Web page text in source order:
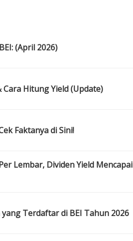
(April 2026)
Cara Hitung Yield (Update)
Faktanya di Sini!
Lembar, Dividen Yield Mencapai
Terdaftar di BEI Tahun 2026